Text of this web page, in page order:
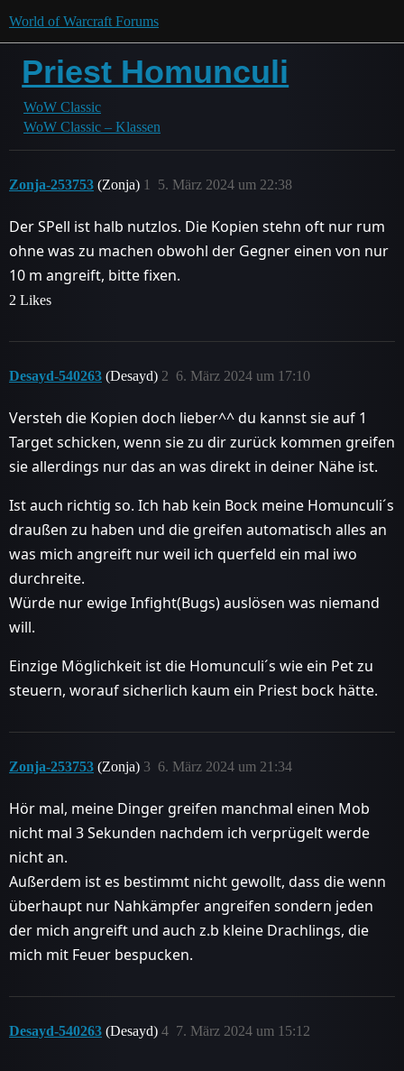
World of Warcraft Forums
Priest Homunculi
WoW Classic
WoW Classic – Klassen
Zonja-253753 (Zonja) 5. März 2024 um 22:38
1
Der SPell ist halb nutzlos. Die Kopien stehn oft nur rum
ohne was zu machen obwohl der Gegner einen von nur
10 m angreift, bitte fixen.
2 Likes
Desayd-540263 (Desayd) 6. März 2024 um 17:10
2
Versteh die Kopien doch lieber^^ du kannst sie auf 1
Target schicken, wenn sie zu dir zurück kommen greifen
sie allerdings nur das an was direkt in deiner Nähe ist.
Ist auch richtig so. Ich hab kein Bock meine Homunculi´s
draußen zu haben und die greifen automatisch alles an
was mich angreift nur weil ich querfeld ein mal iwo
durchreite.
Würde nur ewige Infight(Bugs) auslösen was niemand
will.
Einzige Möglichkeit ist die Homunculi´s wie ein Pet zu
steuern, worauf sicherlich kaum ein Priest bock hätte.
Zonja-253753 (Zonja) 6. März 2024 um 21:34
3
Hör mal, meine Dinger greifen manchmal einen Mob
nicht mal 3 Sekunden nachdem ich verprügelt werde
nicht an.
Außerdem ist es bestimmt nicht gewollt, dass die wenn
überhaupt nur Nahkämpfer angreifen sondern jeden
der mich angreift und auch z.b kleine Drachlings, die
mich mit Feuer bespucken.
Desayd-540263 (Desayd) 7. März 2024 um 15:12
4